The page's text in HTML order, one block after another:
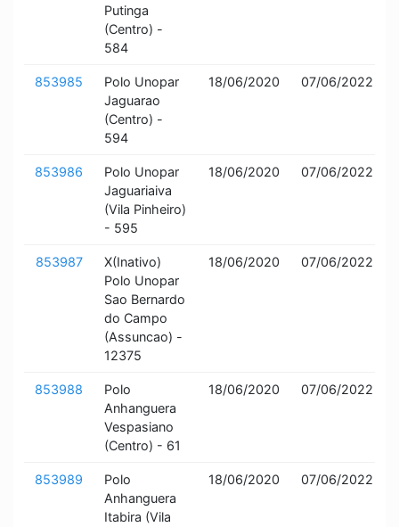
Putinga
(Centro) -
584
853985
Polo Unopar
Jaguarao
(Centro) -
594
18/06/2020 07/06/2022
853986
Polo Unopar
Jaguariaiva
(Vila Pinheiro)
- 595
18/06/2020 07/06/2022
853987
X(Inativo)
Polo Unopar
Sao Bernardo
do Campo
(Assuncao) -
12375
18/06/2020 07/06/2022
853988
Polo
Anhanguera
Vespasiano
(Centro) - 61
18/06/2020 07/06/2022
853989
Polo
Anhanguera
Itabira (Vila
18/06/2020 07/06/2022